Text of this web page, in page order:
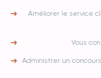
Améliorer le service
Vous
Administrer un